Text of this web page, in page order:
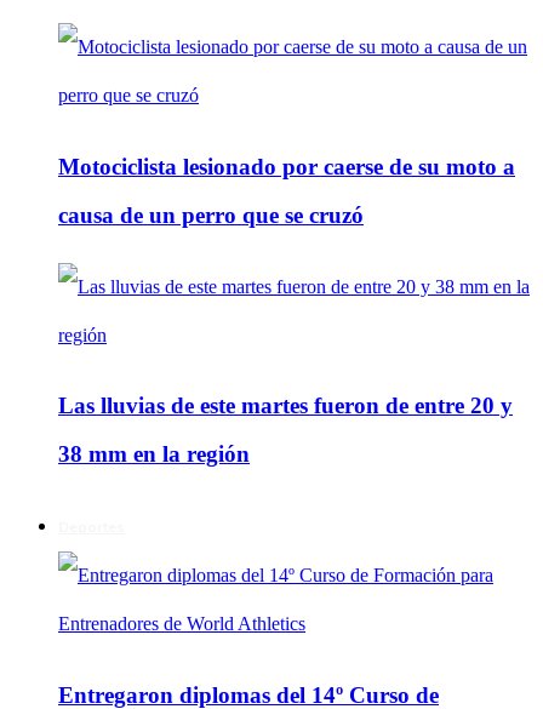
Motociclista lesionado por caerse de su moto a
causa de un perro que se cruzó
Las lluvias de este martes fueron de entre 20 y
38 mm en la región
Entregaron diplomas del 14º Curso de